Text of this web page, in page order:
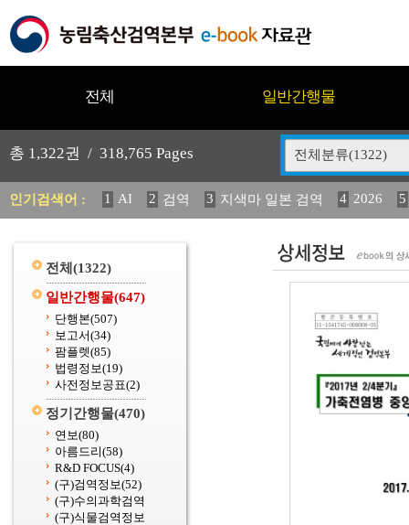
전체 일반간행물
총 1,322권 / 318,765 Pages 전체분류(1322)
인기검색어 : 1 AI 2 검역 3 지색마 일본 검역 4 2026
5
11 2025 12 중독성 식물 도감 13 媛 異 14
전체 (1322)
일반간행물(647)
단행본(507)
보고서(34)
팜플렛(85)
법령정보(19)
사전정보공표(2)
정기간행물(470)
연보(80)
아름드리(58)
R&D FOCUS(4)
(구)검역정보(52)
(구)수의과학검역
(구)식물검역정보